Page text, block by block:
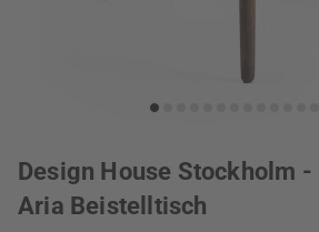
Design House Stockholm -
Aria Beistelltisch